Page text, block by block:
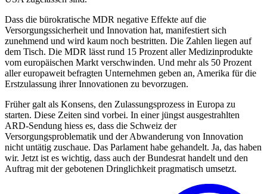
Dass die bürokratische MDR negative Effekte auf die
Versorgungssicherheit und Innovation hat, manifestiert sich
zunehmend und wird kaum noch bestritten. Die Zahlen liegen auf
dem Tisch. Die MDR lässt rund 15 Prozent aller Medizinprodukte
vom europäischen Markt verschwinden. Und mehr als 50 Prozent
aller europaweit befragten Unternehmen geben an, Amerika für die
Erstzulassung ihrer Innovationen zu bevorzugen.
Früher galt als Konsens, den Zulassungsprozess in Europa zu
starten. Diese Zeiten sind vorbei. In einer jüngst ausgestrahlten
ARD-Sendung hiess es, dass die Schweiz der
Versorgungsproblematik und der Abwanderung von Innovation
nicht untätig zuschaue. Das Parlament habe gehandelt. Ja, das haben
wir. Jetzt ist es wichtig, dass auch der Bundesrat handelt und den
Auftrag mit der gebotenen Dringlichkeit pragmatisch umsetzt.